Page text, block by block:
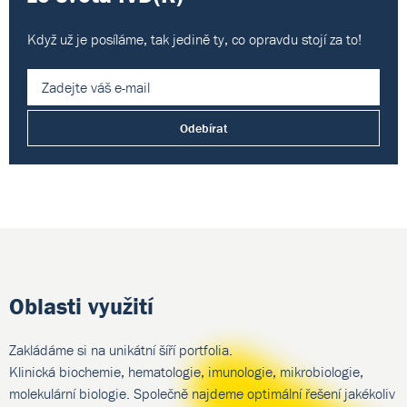
Když už je posíláme, tak jedině ty, co opravdu stojí za to!
Odebírat
Oblasti využití
Zakládáme si na unikátní šíří portfolia.
Klinická biochemie, hematologie, imunologie, mikrobiologie,
molekulární biologie. Společně najdeme optimální řešení jakékoliv